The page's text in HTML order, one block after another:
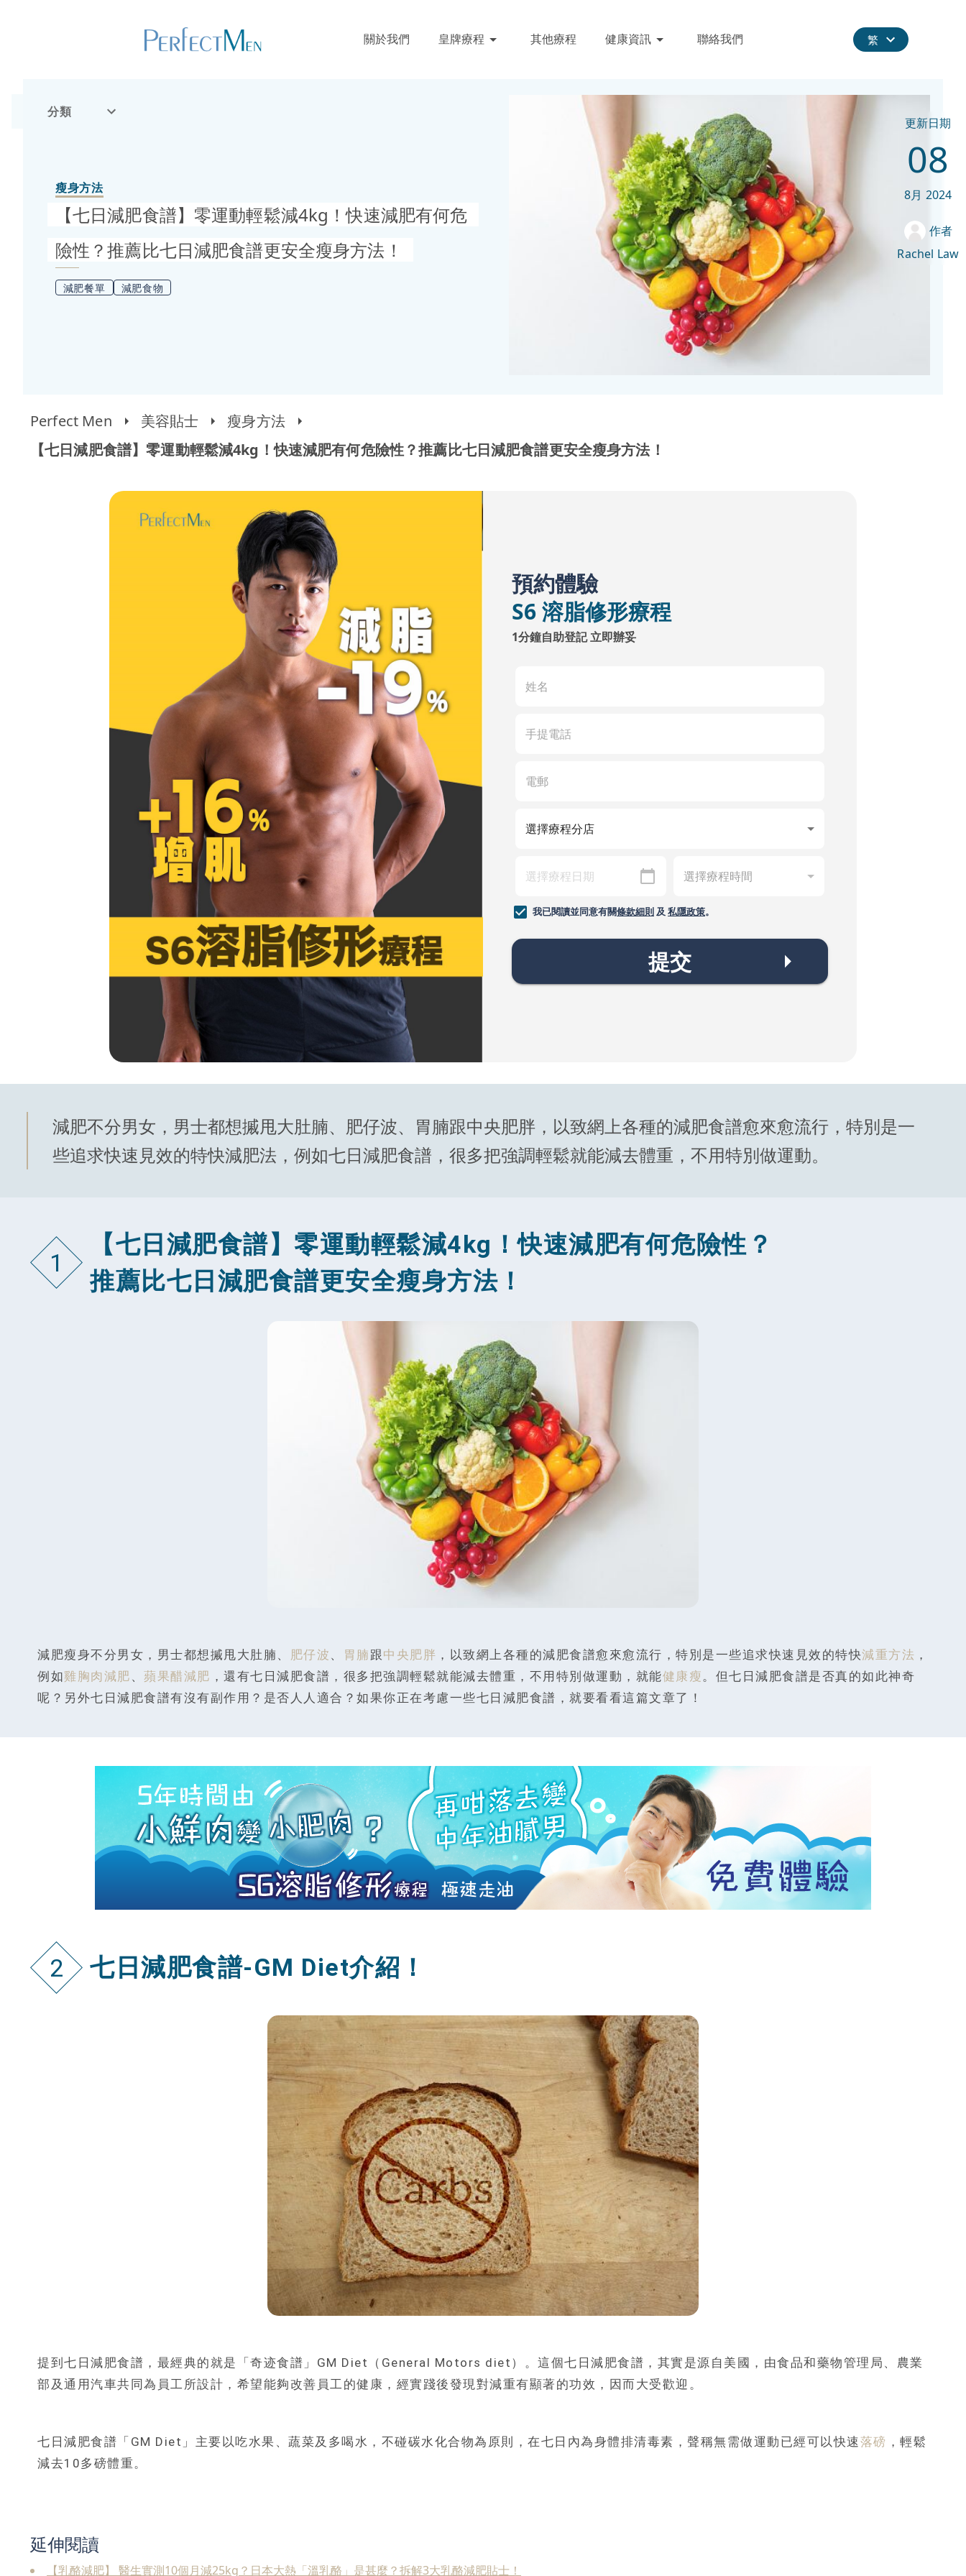
分類 更新日期
08
8月 2024
作者
Rachel Law
關於我們 皇牌療程 其他療程 健康資訊 聯絡我們 繁
瘦身方法
【七日減肥食譜】零運動輕鬆減4kg！快速減肥有何危
險性？推薦比七日減肥食譜更安全瘦身方法！
減肥餐單 減肥食物
Perfect Men 美容貼士
瘦身方法
【七日減肥食譜】零運動輕鬆減4kg！快速減肥有何危險性？推薦比七日減肥食譜更安全瘦身方法！
預約體驗
S6 溶脂修形療程
1分鐘自助登記 立即辦妥
我已閱讀並同意有關條款細則及 私隱政策。
提交
減肥不分男女，男士都想摵甩大肚腩、肥仔波、胃腩跟中央肥胖，以致網上各種的減肥食譜愈來愈流行，特別是一
些追求快速見效的特快減肥法，例如七日減肥食譜，很多把強調輕鬆就能減去體重，不用特別做運動。
1
【七日減肥食譜】零運動輕鬆減4kg！快速減肥有何危險性？
推薦比七日減肥食譜更安全瘦身方法！
減肥瘦身不分男女，男士都想摵甩大肚腩、 肥仔波 、 胃腩 跟 中央肥胖 ，以致網上各種的減肥食譜愈來愈流行，特別是一些追求快速見效的特快減重方法 ，
例如雞胸肉減肥 、 蘋果醋減肥 ，還有七日減肥食譜，很多把強調輕鬆就能減去體重，不用特別做運動，就能健康瘦。但七日減肥食譜是否真的如此神奇
呢？另外七日減肥食譜有沒有副作用？是否人人適合？如果你正在考慮一些七日減肥食譜，就要看看這篇文章了！
2 七日減肥食譜-GM Diet介紹！
提到七日減肥食譜，最經典的就是「奇迹食譜」GM Diet（General Motors diet）。這個七日減肥食譜，其實是源自美國，由食品和藥物管理局、農業
部及通用汽車共同為員工所設計，希望能夠改善員工的健康，經實踐後發現對減重有顯著的功效，因而大受歡迎。
七日減肥食譜「GM Diet」主要以吃水果、蔬菜及多喝水，不碰碳水化合物為原則，在七日內為身體排清毒素，聲稱無需做運動已經可以快速落磅 ，輕鬆
減去10多磅體重。
延伸閱讀
【乳酪減肥】 醫生實測10個月減25kg？日本大熱「溫乳酪」是甚麼？拆解3大乳酪減肥貼士！